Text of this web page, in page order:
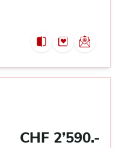
CHF 2’590.-